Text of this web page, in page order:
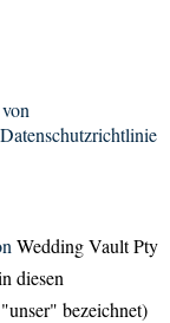
Wedding Vault Pty
diesen
bezeichnet)